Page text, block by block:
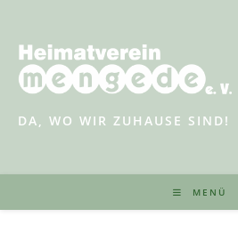
springen
DA, WO WIR ZUHAUSE SIND!
MENÜ